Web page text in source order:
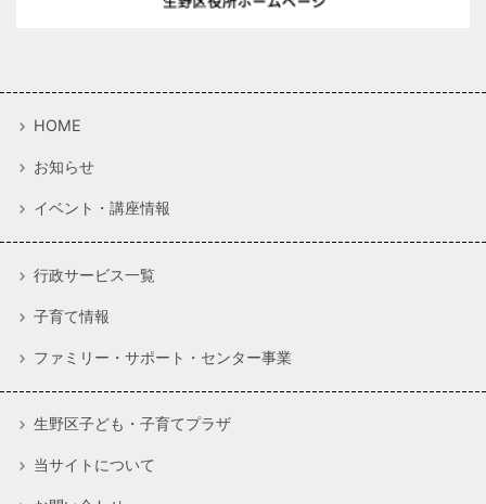
HOME
お知らせ
イベント・講座情報
行政サービス一覧
子育て情報
ファミリー・サポート・センター事業
生野区子ども・子育てプラザ
当サイトについて